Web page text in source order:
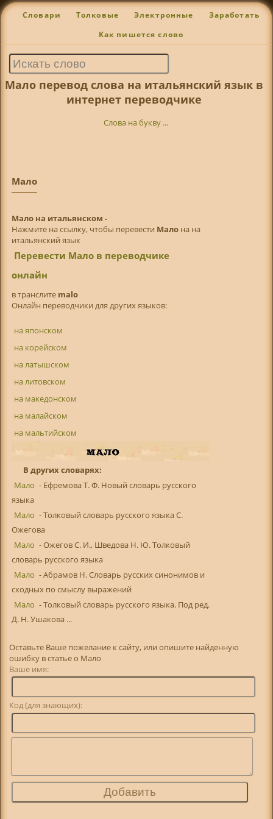
Словари Толковые Электронные Заработать
Как пишется слово
Мало перевод слова на итальянский язык в
интернет переводчике
Слова на букву ...
Мало
Мало на итальянском -
Нажмите на ссылку, чтобы перевести Малона на
итальянский язык
Перевести Мало в переводчике
онлайн
в транслитe malo
Онлайн переводчики для других языков:
на японском
на корейском
на латышском
на литовском
на македонском
на малайском
на мальтийском
В других словарях:
Мало - Ефремова Т. Ф. Новый словарь русского
языка
Мало - Толковый словарь русского языка С.
Ожегова
Мало - Ожегов С. И., Шведова Н. Ю. Толковый
словарь русского языка
Мало - Абрамов Н. Словарь русских синонимов и
сходных по смыслу выражений
Мало - Толковый словарь русского языка. Под ред.
Д. Н. Ушакова ...
Оставьте Ваше пожелание к сайту, или опишите найденную
ошибку в статье о Мало
Ваше имя:
Код (для знающих):